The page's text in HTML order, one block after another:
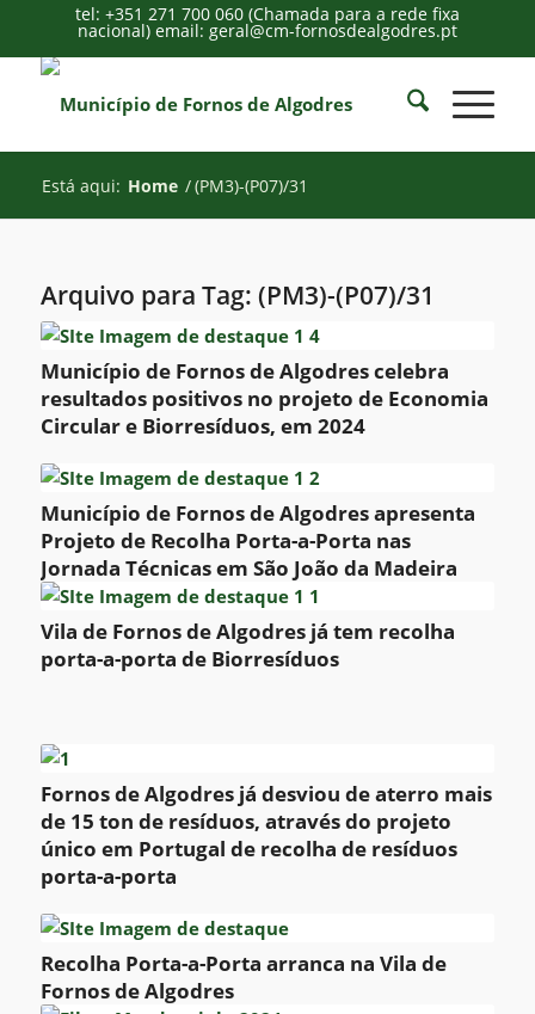
tel: +351 271 700 060 (Chamada para a rede fixa
nacional) email: geral@cm-fornosdealgodres.pt
Está aqui: Home /(PM3)-(P07)/31
Arquivo para Tag: (PM3)-(P07)/31
Município de Fornos de Algodres celebra
resultados positivos no projeto de Economia
Circular e Biorresíduos, em 2024
Município de Fornos de Algodres apresenta
Projeto de Recolha Porta-a-Porta nas
Jornada Técnicas em São João da Madeira
Vila de Fornos de Algodres já tem recolha
porta-a-porta de Biorresíduos
Fornos de Algodres já desviou de aterro mais
de 15 ton de resíduos, através do projeto
único em Portugal de recolha de resíduos
porta-a-porta
Recolha Porta-a-Porta arranca na Vila de
Fornos de Algodres